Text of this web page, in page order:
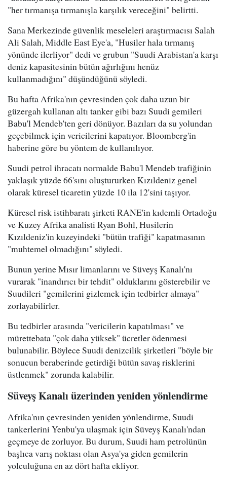
"her tırmanışa tırmanışla karşılık vereceğini" belirtti.
Sana Merkezinde güvenlik meseleleri araştırmacısı Salah
Ali Salah, Middle East Eye'a, "Husiler hala tırmanış
yönünde ilerliyor" dedi ve grubun "Suudi Arabistan'a karşı
deniz kapasitesinin bütün ağırlığını henüz
kullanmadığını" düşündüğünü söyledi.
Bu hafta Afrika'nın çevresinden çok daha uzun bir
güzergah kullanan altı tanker gibi bazı Suudi gemileri
Babu'l Mendeb'ten geri dönüyor. Bazıları da su yolundan
geçebilmek için vericilerini kapatıyor. Bloomberg'in
haberine göre bu yöntem de kullanılıyor.
Suudi petrol ihracatı normalde Babu'l Mendeb trafiğinin
yaklaşık yüzde 66'sını oluştururken Kızıldeniz genel
olarak küresel ticaretin yüzde 10 ila 12'sini taşıyor.
Küresel risk istihbaratı şirketi RANE'in kıdemli Ortadoğu
ve Kuzey Afrika analisti Ryan Bohl, Husilerin
Kızıldeniz'in kuzeyindeki "bütün trafiği" kapatmasının
"muhtemel olmadığını" söyledi.
Bunun yerine Mısır limanlarını ve Süveyş Kanalı'nı
vurarak "inandırıcı bir tehdit" olduklarını gösterebilir ve
Suudileri "gemilerini gizlemek için tedbirler almaya"
zorlayabilirler.
Bu tedbirler arasında "vericilerin kapatılması" ve
mürettebata "çok daha yüksek" ücretler ödenmesi
bulunabilir. Böylece Suudi denizcilik şirketleri "böyle bir
sonucun beraberinde getirdiği bütün savaş risklerini
üstlenmek" zorunda kalabilir.
Süveyş Kanalı üzerinden yeniden yönlendirme
Afrika'nın çevresinden yeniden yönlendirme, Suudi
tankerlerini Yenbu'ya ulaşmak için Süveyş Kanalı'ndan
geçmeye de zorluyor. Bu durum, Suudi ham petrolünün
başlıca varış noktası olan Asya'ya giden gemilerin
yolculuğuna en az dört hafta ekliyor.